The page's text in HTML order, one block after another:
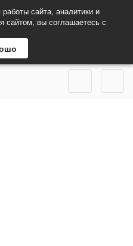
сайта, аналитики и
сайтом, вы соглашаетесь с